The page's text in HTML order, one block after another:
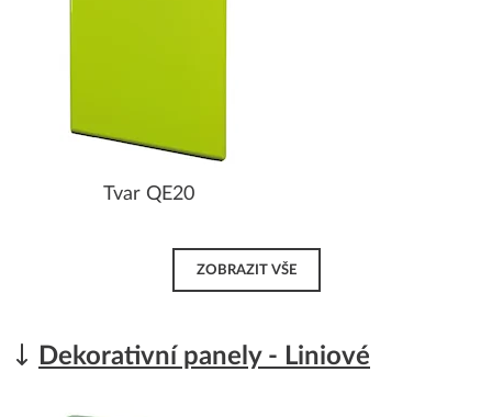
Tvar QE20
ZOBRAZIT VŠE
Dekorativní panely - Liniové